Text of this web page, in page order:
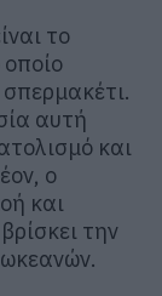
το
σπερμακέτι.
αυτή
και
ο
και
την